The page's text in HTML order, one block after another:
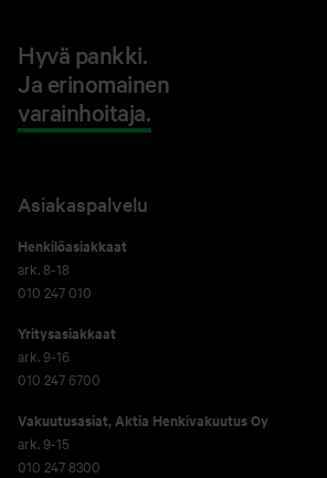
Hyvä pankki.
Ja erinomainen
varainhoitaja.
Asiakaspalvelu
Henkilöasiakkaat
ark. 8-18
010 247 010
Yritysasiakkaat
ark. 9-16
010 247 6700
Vakuutusasiat, Aktia Henkivakuutus Oy
ark. 9-15
010 247 8300